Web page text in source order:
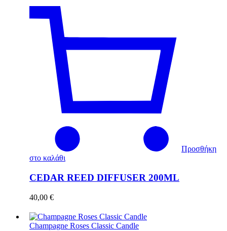
Προσθήκη
στο καλάθι
CEDAR REED DIFFUSER 200ML
40,00 €
Champagne Roses Classic Candle